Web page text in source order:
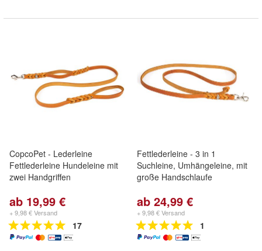
CopcoPet - Lederleine
Fettlederleine Hundeleine mit
zwei Handgriffen
ab 19,99 €
+ 9,98 € Versand
17
Fettlederleine - 3 in 1
Suchleine, Umhängeleine, mit
große Handschlaufe
ab 24,99 €
+ 9,98 € Versand
1